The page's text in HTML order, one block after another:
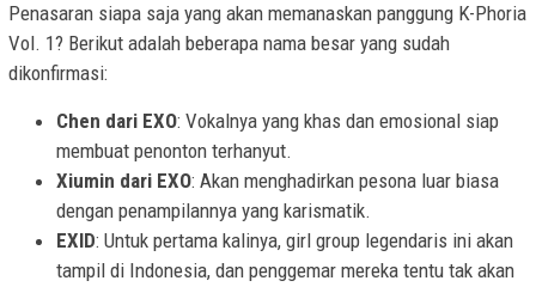
Penasaran siapa saja yang akan memanaskan panggung K-Phoria
Vol. 1? Berikut adalah beberapa nama besar yang sudah
dikonfirmasi:
Chen dari EXO: Vokalnya yang khas dan emosional siap
membuat penonton terhanyut.
Xiumin dari EXO: Akan menghadirkan pesona luar biasa
dengan penampilannya yang karismatik.
EXID: Untuk pertama kalinya, girl group legendaris ini akan
tampil di Indonesia, dan penggemar mereka tentu tak akan